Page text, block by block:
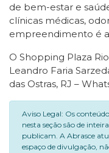
de bem-estar e
clínicas médicas,
empreendimento é
O Shopping Plaza
Leandro Faria
das Ostras, RJ –
Aviso Legal: Os
nesta seção são de
publicam. A Abrasce
espaço de divulgação,